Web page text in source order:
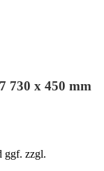
730 x 450 mm
ggf. zzgl.